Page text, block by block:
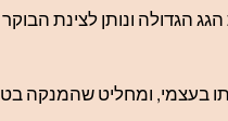
הגדולה ונותן לצינת
בעצמי, ומחליט שהמנקה